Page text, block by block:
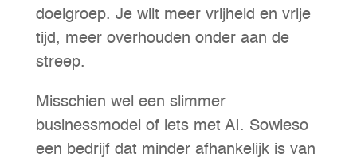
doelgroep. Je wilt meer vrijheid en vrije
tijd, meer overhouden onder aan de
streep.
Misschien wel een slimmer
businessmodel of iets met AI. Sowieso
een bedrijf dat minder afhankelijk is van